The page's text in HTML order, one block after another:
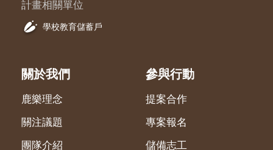
計畫相關單位
學校教育儲蓄戶
關於我們
鹿樂理念
關注議題
團隊介紹
參與行動
提案合作
專案報名
儲備志工